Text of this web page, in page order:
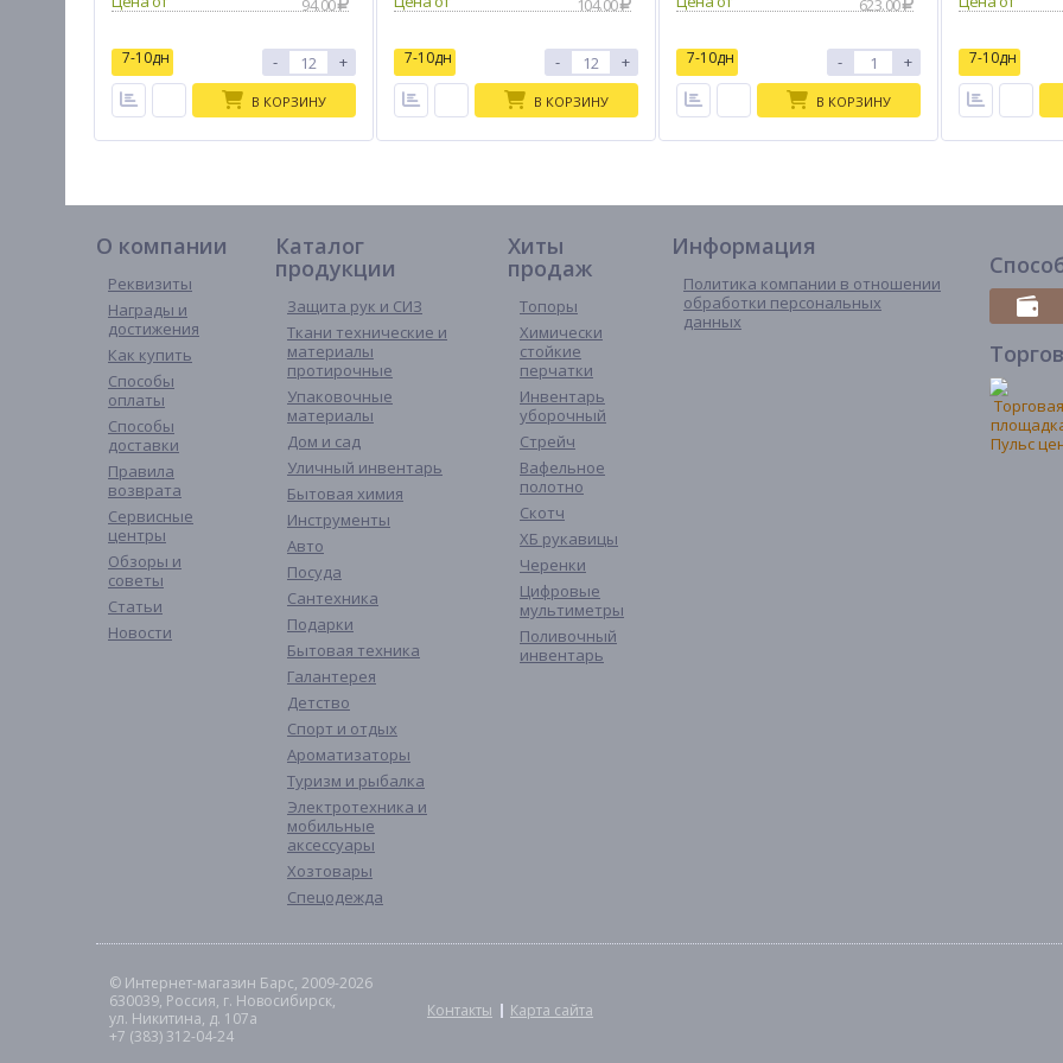
94.00
7-10дн - +
В КОРЗИНУ
104.00
7-10дн - +
В КОРЗИНУ
623.00
7-10дн - +
В КОРЗИНУ
7-10дн
О компании
Реквизиты
Награды и
достижения
Как купить
Способы
оплаты
Способы
доставки
Правила
возврата
Сервисные
центры
Обзоры и
советы
Статьи
Новости
Каталог
продукции
Защита рук и СИЗ
Ткани технические и
материалы
протирочные
Упаковочные
материалы
Дом и сад
Уличный инвентарь
Бытовая химия
Инструменты
Авто
Посуда
Сантехника
Подарки
Бытовая техника
Галантерея
Детство
Спорт и отдых
Ароматизаторы
Туризм и рыбалка
Электротехника и
мобильные
аксессуары
Хозтовары
Спецодежда
Хиты
продаж
Топоры
Химически
стойкие
перчатки
Инвентарь
уборочный
Стрейч
Вафельное
полотно
Скотч
ХБ рукавицы
Черенки
Цифровые
мультиметры
Поливочный
инвентарь
Информация
Политика компании в отношении
обработки персональных
данных
© Интернет-магазин Барс, 2009-2026
630039, Россия, г. Новосибирск,
ул. Никитина, д. 107а
+7 (383) 312-04-24
Контакты Карта сайта